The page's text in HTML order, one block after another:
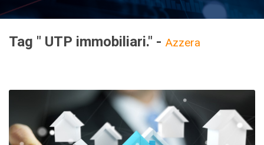
Tag " UTP immobiliari." - Azzera